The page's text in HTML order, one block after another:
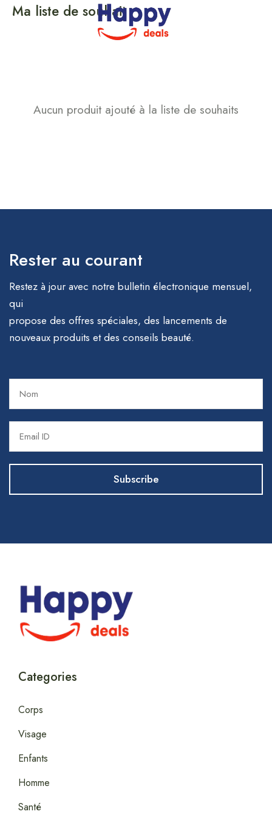
Ma liste de souhait
Aucun produit ajouté à la liste de souhaits
Rester au courant
Restez à jour avec notre bulletin électronique mensuel,
qui
propose des offres spéciales, des lancements de
nouveaux produits et des conseils beauté.
Categories
Corps
Visage
Enfants
Homme
Santé